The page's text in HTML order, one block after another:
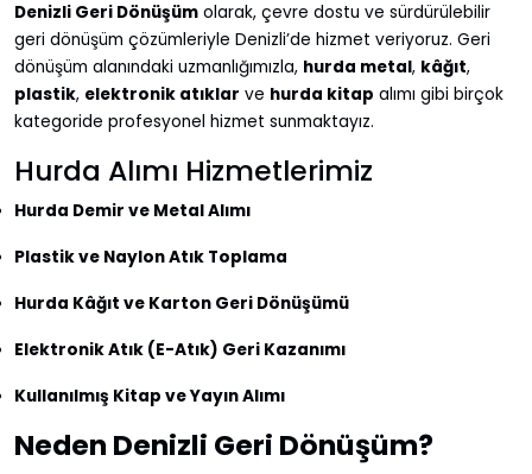
Denizli Geri Dönüşüm olarak, çevre dostu ve sürdürülebilir
geri dönüşüm çözümleriyle Denizli’de hizmet veriyoruz. Geri
dönüşüm alanındaki uzmanlığımızla, hurda metal, kâğıt,
plastik, elektronik atıklar ve hurda kitap alımı gibi birçok
kategoride profesyonel hizmet sunmaktayız.
Hurda Alımı Hizmetlerimiz
Hurda Demir ve Metal Alımı
Plastik ve Naylon Atık Toplama
Hurda Kâğıt ve Karton Geri Dönüşümü
Elektronik Atık (E-Atık) Geri Kazanımı
Kullanılmış Kitap ve Yayın Alımı
Neden Denizli Geri Dönüşüm?